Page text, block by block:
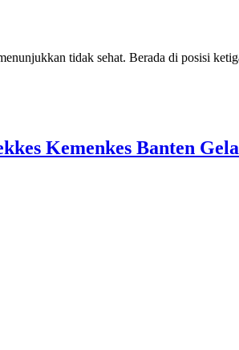
tidak sehat. Berada di posisi
Kemenkes Banten